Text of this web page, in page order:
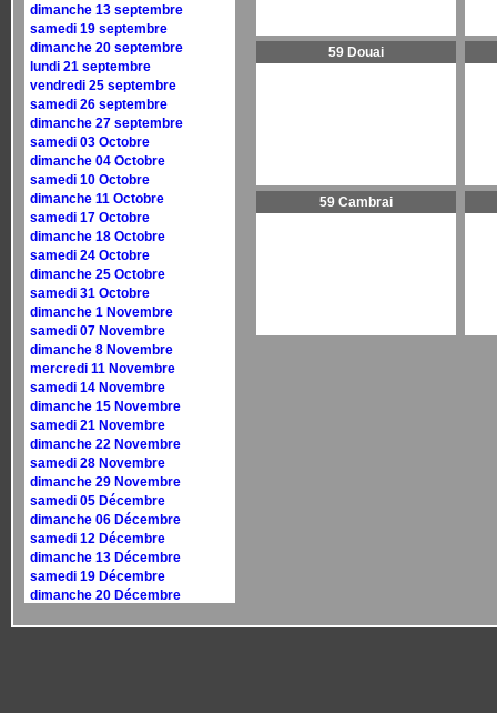
dimanche 13 septembre
samedi 19 septembre
dimanche 20 septembre
lundi 21 septembre
vendredi 25 septembre
samedi 26 septembre
dimanche 27 septembre
samedi 03 Octobre
dimanche 04 Octobre
samedi 10 Octobre
dimanche 11 Octobre
samedi 17 Octobre
dimanche 18 Octobre
samedi 24 Octobre
dimanche 25 Octobre
samedi 31 Octobre
dimanche 1 Novembre
samedi 07 Novembre
dimanche 8 Novembre
mercredi 11 Novembre
samedi 14 Novembre
dimanche 15 Novembre
samedi 21 Novembre
dimanche 22 Novembre
samedi 28 Novembre
dimanche 29 Novembre
samedi 05 Décembre
dimanche 06 Décembre
samedi 12 Décembre
dimanche 13 Décembre
samedi 19 Décembre
dimanche 20 Décembre
59 Douai
59 Cambrai